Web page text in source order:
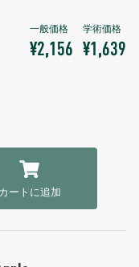
¥2,156 ¥1,639
カートに追加